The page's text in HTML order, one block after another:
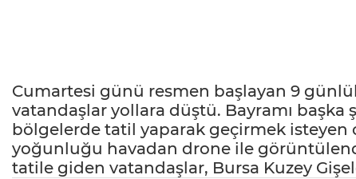
Cumartesi günü resmen başlayan 9
vatandaşlar yollara düştü. Bayramı
bölgelerde tatil yaparak geçirmek isteyen
yoğunluğu havadan drone ile
tatile giden vatandaşlar, Bursa Kuzey